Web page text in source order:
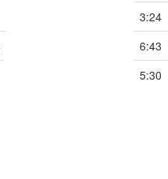
3:24
6:43
5:30